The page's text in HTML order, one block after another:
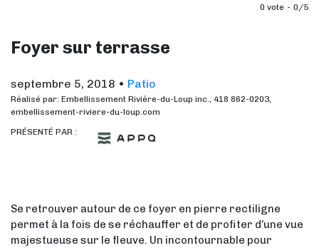
0 vote 0/5
Foyer sur terrasse
septembre 5, 2018 • Patio
Réalisé par: Embellissement Rivière-du-Loup inc., 418 862-0203,
embellissement-riviere-du-loup.com
PRÉSENTÉ PAR :
Se retrouver autour de ce foyer en pierre rectiligne
permet à la fois de se réchauffer et de profiter d’une vue
majestueuse sur le fleuve. Un incontournable pour